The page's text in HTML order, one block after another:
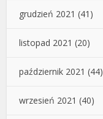
grudzień 2021 (41)
listopad 2021 (20)
październik 2021 (44)
wrzesień 2021 (40)